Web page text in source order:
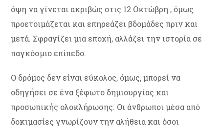
όψη να γίνεται ακριβώς στις 12 Οκτώβρη , όμως
προετοιμάζεται και επηρεάζει βδομάδες πριν και
μετά. Σφραγίζει μια εποχή, αλλάζει την ιστορία σε
παγκόσμιο επίπεδο.
Ο δρόμος δεν είναι εύκολος, όμως, μπορεί να
οδηγήσει σε ένα ξέφωτο δημιουργίας και
προσωπικής ολοκλήρωσης. Οι άνθρωποι μέσα από
δοκιμασίες γνωρίζουν την αλήθεια και όσοι